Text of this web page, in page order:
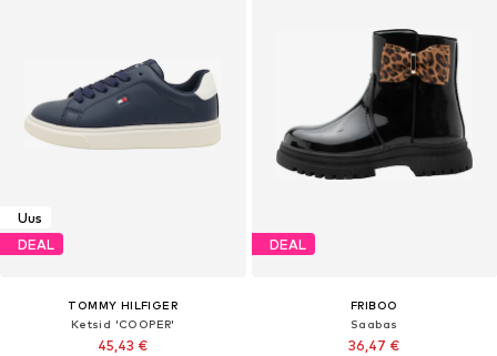
Uus
DEAL
TOMMY HILFIGER
Ketsid 'COOPER'
45,43 €
DEAL
FRIBOO
Saabas
36,47 €